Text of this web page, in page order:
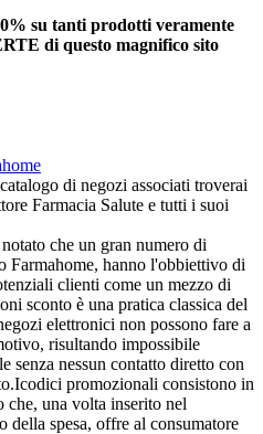
su tanti prodotti veramente
di questo magnifico sito
di negozi associati troverai
Farmacia Salute e tutti i suoi
che un gran numero di
Farmahome, hanno l'obbiettivo di
clienti come un mezzo di
sconto è una pratica classica del
elettronici non possono fare a
risultando impossibile
senza nessun contatto diretto con
promozionali consistono in
che, una volta inserito nel
della spesa, offre al consumatore